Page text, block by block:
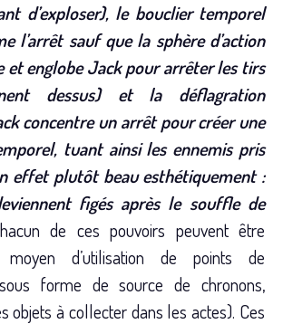
d’exploser), le bouclier temporel
l’arrêt sauf que la sphère d’action
et englobe Jack pour arrêter les tirs
dessus) et la déflagration
concentre un arrêt pour créer une
tuant ainsi les ennemis pris
effet plutôt beau esthétiquement :
figés après le souffle de
de ces pouvoirs peuvent être
d’utilisation de points de
forme de source de chronons,
objets à collecter dans les actes). Ces